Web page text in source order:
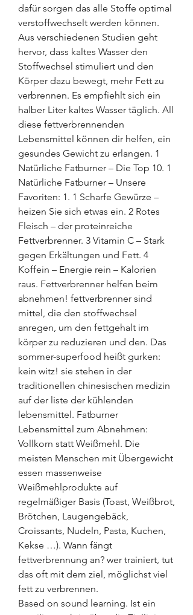
dafür sorgen das alle Stoffe optimal
verstoffwechselt werden können.
Aus verschiedenen Studien geht
hervor, dass kaltes Wasser den
Stoffwechsel stimuliert und den
Körper dazu bewegt, mehr Fett zu
verbrennen. Es empfiehlt sich ein
halber Liter kaltes Wasser täglich. All
diese fettverbrennenden
Lebensmittel können dir helfen, ein
gesundes Gewicht zu erlangen. 1
Natürliche Fatburner – Die Top 10. 1
Natürliche Fatburner – Unsere
Favoriten: 1. 1 Scharfe Gewürze –
heizen Sie sich etwas ein. 2 Rotes
Fleisch – der proteinreiche
Fettverbrenner. 3 Vitamin C – Stark
gegen Erkältungen und Fett. 4
Koffein – Energie rein – Kalorien
raus. Fettverbrenner helfen beim
abnehmen! fettverbrenner sind
mittel, die den stoffwechsel
anregen, um den fettgehalt im
körper zu reduzieren und den. Das
sommer-superfood heißt gurken:
kein witz! sie stehen in der
traditionellen chinesischen medizin
auf der liste der kühlenden
lebensmittel. Fatburner
Lebensmittel zum Abnehmen:
Vollkorn statt Weißmehl. Die
meisten Menschen mit Übergewicht
essen massenweise
Weißmehlprodukte auf
regelmäßiger Basis (Toast, Weißbrot,
Brötchen, Laugengebäck,
Croissants, Nudeln, Pasta, Kuchen,
Kekse …). Wann fängt
fettverbrennung an? wer trainiert, tut
das oft mit dem ziel, möglichst viel
fett zu verbrennen.
Based on sound learning. Ist ein